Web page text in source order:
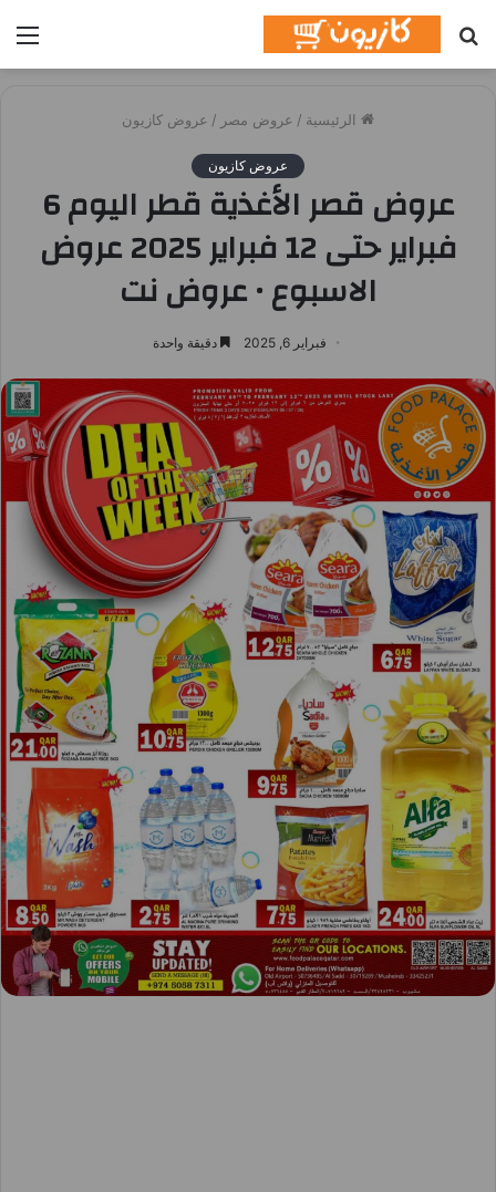
عن
الرئيسية / عروض مصر / عروض كازيون
عروض كازيون
عروض قصر الأغذية قطر اليوم 6
فبراير حتى 12 فبراير 2025 عروض
الاسبوع • عروض نت
فبراير 6, 2025 دقيقة واحدة